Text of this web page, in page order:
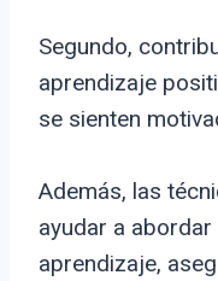
Segundo,
aprendizaje
se sienten
Además, las
ayudar a
aprendizaje,